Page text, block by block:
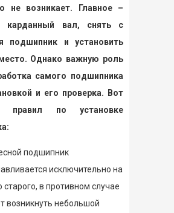
не возникает. Главное –
карданный вал, снять с
подшипник и установить
Однако важную роль
самого подшипника
и его проверка. Вот
правил по установке
подшипник
исключительно на
старого, в противном случае
возникнуть небольшой